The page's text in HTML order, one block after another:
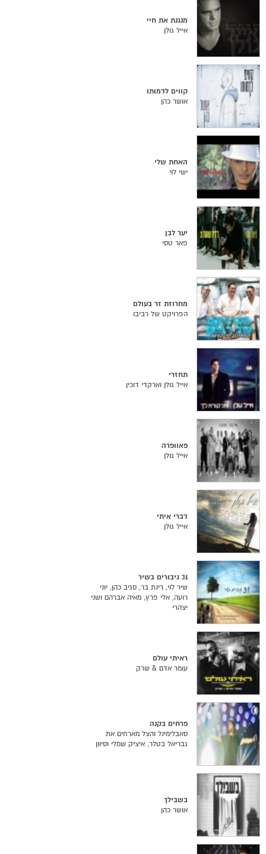
מנגנת את חיי
אייל גולן
קווים לדמותו
אושר כהן
האחת שלי
ישי לוי
יער לבן
פאר טסי
מחרוזת זר בעולם
הפרויקט של רביבו
תחזרי
אייל גולן וארקדי דוכין
פאוופרה
אייל גולן
דברי איתי
אייל גולן
31 גיבורים בשיר
שיר לוי, רינת בר, סגיב כהן, יוני
רועה, אלי פרץ, מאיה אברהם ושני
יצהרי
ראיתי עולם
עומר אדם & שרק
פרחים בקנה
סאבלימינל והצל מארחים את
גבריאל בטלר, איציק שמלי וסיוון
בשבילך
אושר כהן